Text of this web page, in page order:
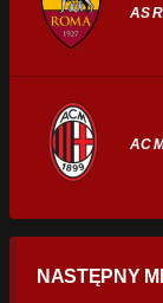
AS
AC
NASTĘPNY